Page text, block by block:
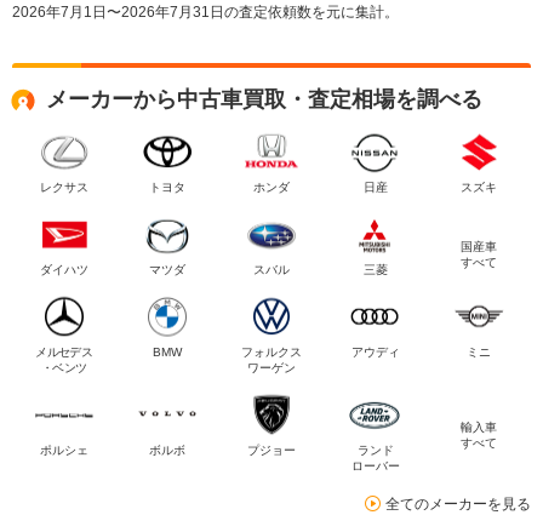
2026年7月1日〜2026年7月31日の査定依頼数を元に集計。
メーカーから中古車買取・査定相場を調べる
レクサス トヨタ ホンダ 日産 スズキ
ダイハツ マツダ スバル 三菱
国産車
すべて
メルセデス
・ベンツ
BMW
フォルクス
ワーゲン
アウディ ミニ
ポルシェ ボルボ プジョー
ランド
ローバー
輸入車
すべて
全てのメーカーを見る